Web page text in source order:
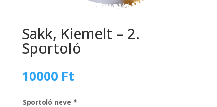
Sakk, Kiemelt – 2.
Sportoló
10000 Ft
Sportoló neve *